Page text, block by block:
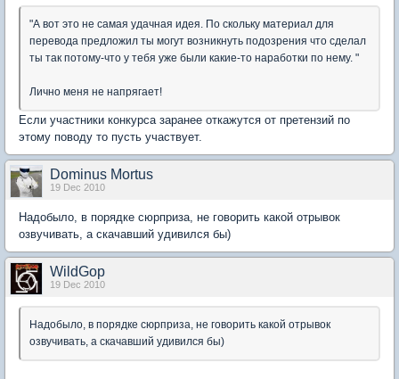
"А вот это не самая удачная идея. По скольку материал для
перевода предложил ты могут возникнуть подозрения что сделал
ты так потому-что у тебя уже были какие-то наработки по нему. "
Лично меня не напрягает!
Если участники конкурса заранее откажутся от претензий по
этому поводу то пусть участвует.
Dominus Mortus
19 Dec 2010
Надобыло, в порядке сюрприза, не говорить какой отрывок
озвучивать, а скачавший удивился бы)
WildGop
19 Dec 2010
Надобыло, в порядке сюрприза, не говорить какой отрывок
озвучивать, а скачавший удивился бы)